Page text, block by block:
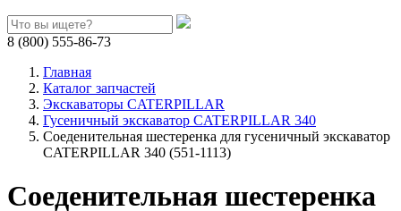
8 (800) 555-86-73
Главная
Каталог запчастей
Экскаваторы CATERPILLAR
Гусеничный экскаватор CATERPILLAR 340
Соеденительная шестеренка для гусеничный экскаватор
CATERPILLAR 340 (551-1113)
Соеденительная шестеренка